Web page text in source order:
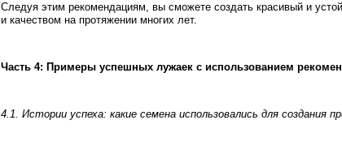
Следуя этим рекомендациям, вы сможете создать красивый и
и качеством на протяжении многих лет.
Часть 4: Примеры успешных лужаек с использованием
4.1. Истории успеха: какие семена использовались для создания